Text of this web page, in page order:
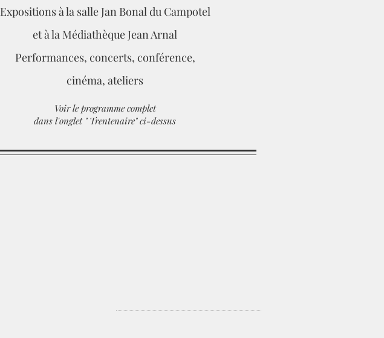
Expositions à la salle Jan Bonal du Campotel
et à la Médiathèque Jean Arnal
Performances, concerts, conférence,
cinéma, ateliers
Voir le programme complet
dans l'onglet " Trentenaire" ci-dessus